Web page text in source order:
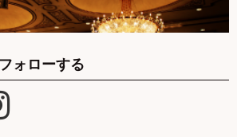
ォローする